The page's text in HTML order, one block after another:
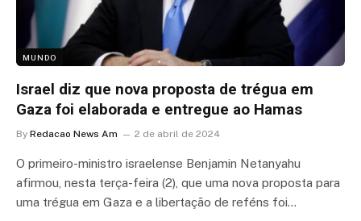
MUNDO
Israel diz que nova proposta de trégua em
Gaza foi elaborada e entregue ao Hamas
By Redacao News Am 2 de abril de 2024
O primeiro-ministro israelense Benjamin Netanyahu
afirmou, nesta terça-feira (2), que uma nova proposta para
uma trégua em Gaza e a libertação de reféns foi…